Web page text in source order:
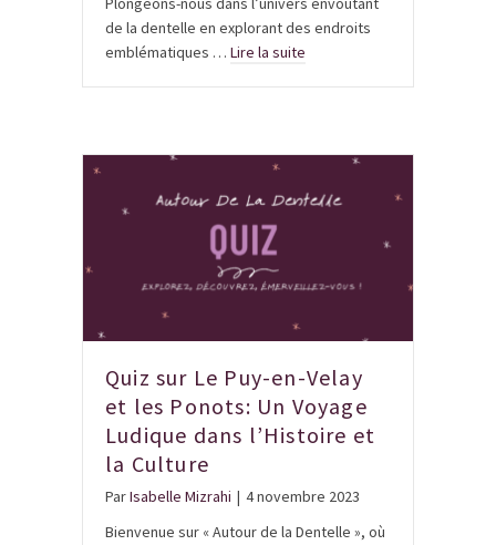
de la dentelle en explorant des endroits
emblématiques … Lire la suite
Quiz sur Le Puy-en-Velay
et les Ponots: Un Voyage
Ludique dans l’Histoire et
la Culture
ParIsabelle Mizrahi | 4 novembre 2023
Bienvenue sur « Autour de la Dentelle », où